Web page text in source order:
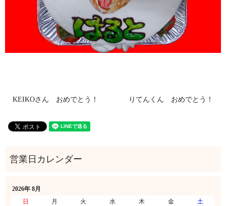
KEIKOさん おめでとう！ りてんくん おめでとう！
2026年 8月
日
月 火 水 木 金
土